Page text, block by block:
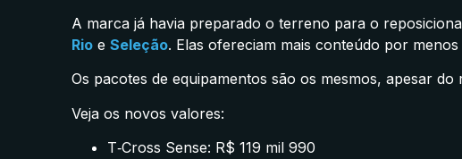
A marca já havia preparado o terreno para o
Rio e Seleção. Elas ofereciam mais conteúdo por
Os pacotes de equipamentos são os mesmos, apesar
Veja os novos valores:
T‑Cross Sense: R$ 119 mil 990